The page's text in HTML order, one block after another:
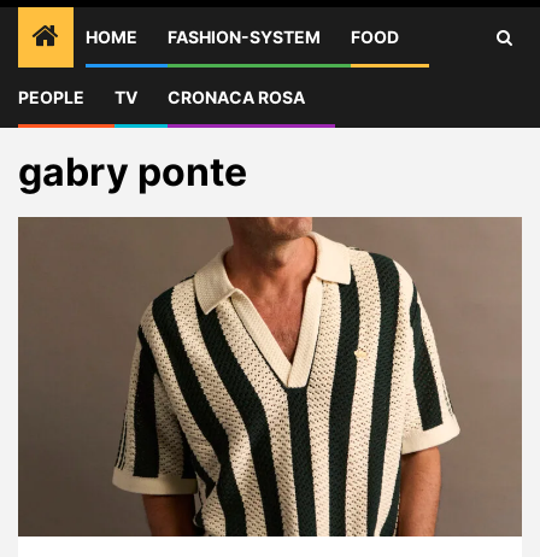
HOME FASHION-SYSTEM FOOD
PEOPLE TV CRONACA ROSA
Home Blog gabry ponte
gabry ponte